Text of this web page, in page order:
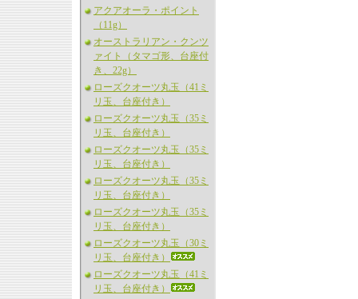
アクアオーラ・ポイント
（11g）
オーストラリアン・クンツ
ァイト（タマゴ形、台座付
き、22g）
ローズクオーツ丸玉（41ミ
リ玉、台座付き）
ローズクオーツ丸玉（35ミ
リ玉、台座付き）
ローズクオーツ丸玉（35ミ
リ玉、台座付き）
ローズクオーツ丸玉（35ミ
リ玉、台座付き）
ローズクオーツ丸玉（35ミ
リ玉、台座付き）
ローズクオーツ丸玉（30ミ
リ玉、台座付き）
ローズクオーツ丸玉（41ミ
リ玉、台座付き）